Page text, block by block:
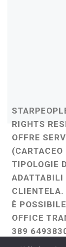
RIGHTS
OFFRE
(CARTACEO
TIPOLOGIE
ADATTABILI
CLIENTELA.
È
OFFICE
389